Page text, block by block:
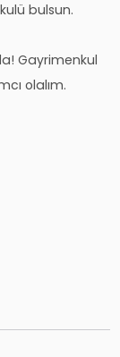
bulsun.
Gayrimenkul
olalım.